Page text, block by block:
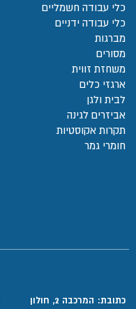
כלי עבודה חשמליים
כלי עבודה ידניים
מברגות
מסורים
משחזת זווית
ארגזי כלים
לבית ולגן
אביזרים לגינה
תקרות אקוסטיות
חומרי גמר
כתובת: המרכבה 2, חולון